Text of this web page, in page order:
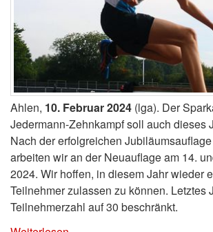
Ahlen, 10. Februar 2024 (lga). Der
Jedermann-Zehnkampf soll auch dieses
Nach der erfolgreichen
arbeiten wir an der Neuauflage am 14.
2024. Wir hoffen, in diesem Jahr wieder
Teilnehmer zulassen zu können. Letztes
Teilnehmerzahl auf 30 beschränkt.